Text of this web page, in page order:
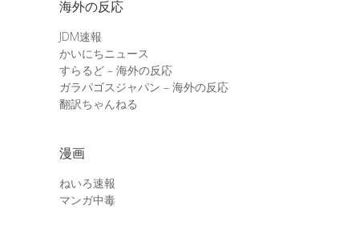
海外の反応
JDM速報
かいにちニュース
すらるど – 海外の反応
ガラパゴスジャパン – 海外の反応
翻訳ちゃんねる
漫画
ねいろ速報
マンガ中毒